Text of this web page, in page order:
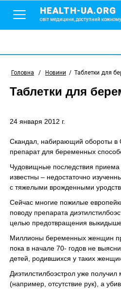
HEALTH-UA.ORG
світ медицини, доступний кожному
Головна / Новини / Таблетки для
Таблетки для
24 января 2012 г.
Скандал, набирающий обороты в
препарат для беременных
Чудовищные последствия
известны – недостаточно
с тяжелыми врожденными
Сейчас многие пожилые
поводу препарата
целью предотвращения
Миллионы беременных женщин
пока в начале 70- годов не
детей, родившихся у таких
Диэтилстилбоэстрол уже
(например, отсутствие рук), а